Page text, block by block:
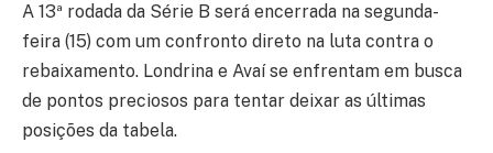
A 13ª rodada da Série B será encerrada na segunda-
feira (15) com um confronto direto na luta contra o
rebaixamento. Londrina e Avaí se enfrentam em busca
de pontos preciosos para tentar deixar as últimas
posições da tabela.